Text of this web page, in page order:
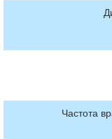
Частота